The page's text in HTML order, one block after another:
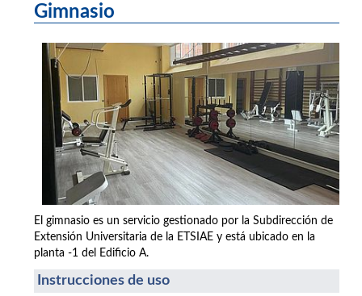
Gimnasio
El gimnasio es un servicio gestionado por la Subdirección de
Extensión Universitaria de la ETSIAE y está ubicado en la
planta -1 del Edificio A.
Instrucciones de uso